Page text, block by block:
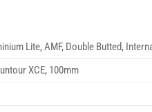
Lite, AMF, Double Butted,
XCE, 100mm